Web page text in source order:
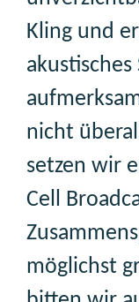
Kling und
nicht
setzen wir
Cell
möglichst